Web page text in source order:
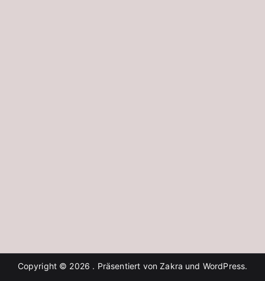
Copyright © 2026 . Präsentiert vonZakra und WordPress.